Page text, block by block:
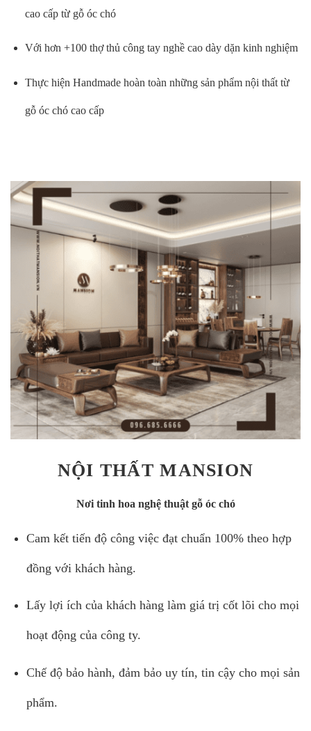
cao cấp từ gỗ óc chó
Với hơn +100 thợ thủ công tay nghề cao dày dặn kinh nghiệm
Thực hiện Handmade hoàn toàn những sản phẩm nội thất từ
gỗ óc chó cao cấp
NỘI THẤT MANSION
Nơi tinh hoa nghệ thuật gỗ óc chó
Cam kết tiến độ công việc đạt chuẩn 100% theo hợp
đồng với khách hàng.
Lấy lợi ích của khách hàng làm giá trị cốt lõi cho mọi
hoạt động của công ty.
Chế độ bảo hành, đảm bảo uy tín, tin cậy cho mọi sản
phẩm.